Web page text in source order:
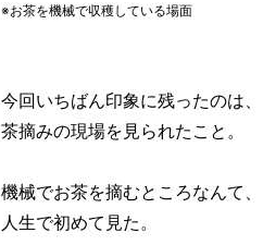
※お茶を機械で収穫している場面
今回いちばん印象に残ったのは、
茶摘みの現場を見られたこと。
機械でお茶を摘むところなんて、
人生で初めて見た。